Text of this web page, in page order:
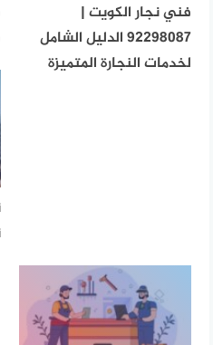
فني نجار الكويت |
92298087 الدليل الشامل
لخدمات النجارة المتميزة